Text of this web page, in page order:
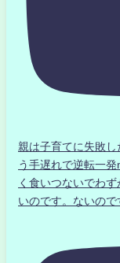
親は子育てに失敗
う手遅れで逆転一
く食いつないでわ
いのです。ないので